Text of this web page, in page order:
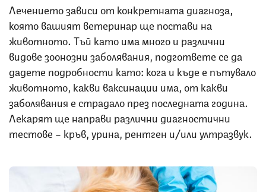
Лечението зависи от конкретната диагноза,
която вашият ветеринар ще постави на
животното. Тъй като има много и различни
видове зоонозни заболявания, подгответе се да
дадете подробности като: кога и къде е пътувало
животното, какви ваксинации има, от какви
заболявания е страдало през последната година.
Лекарят ще направи различни диагностични
тестове – кръв, урина, рентген и/или ултразвук.